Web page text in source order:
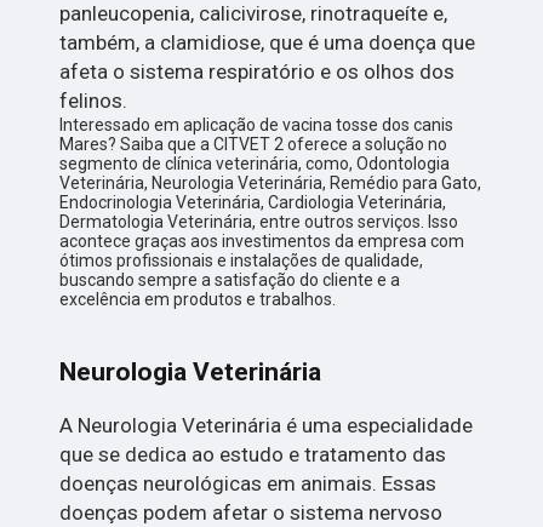
panleucopenia, calicivirose, rinotraqueíte e,
também, a clamidiose, que é uma doença que
afeta o sistema respiratório e os olhos dos
felinos.
Interessado em aplicação de vacina tosse dos canis
Mares? Saiba que a CITVET 2 oferece a solução no
segmento de clínica veterinária, como, Odontologia
Veterinária, Neurologia Veterinária, Remédio para Gato,
Endocrinologia Veterinária, Cardiologia Veterinária,
Dermatologia Veterinária, entre outros serviços. Isso
acontece graças aos investimentos da empresa com
ótimos profissionais e instalações de qualidade,
buscando sempre a satisfação do cliente e a
excelência em produtos e trabalhos.
Neurologia Veterinária
A Neurologia Veterinária é uma especialidade
que se dedica ao estudo e tratamento das
doenças neurológicas em animais. Essas
doenças podem afetar o sistema nervoso